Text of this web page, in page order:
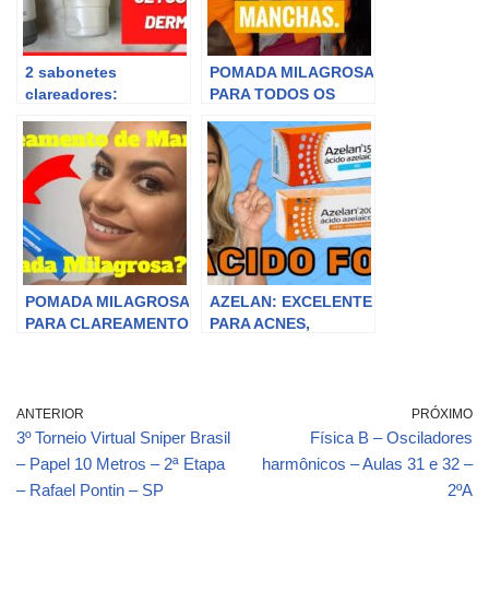
2 sabonetes
clareadores:
Cream e Glycolique
Dermage resenha
POMADA MILAGROSA
PARA TODOS OS
POMADA MILAGROSA
PARA CLAREAMENTO
AZELAN: EXCELENTE
PARA ACNES,
ROSTO E MUITO
ANTERIOR
3º Torneio Virtual Sniper Brasil
– Papel 10 Metros – 2ª Etapa
– Rafael Pontin – SP
PRÓXIMO
Física B – Osciladores
harmônicos – Aulas 31 e 32 –
2ºA